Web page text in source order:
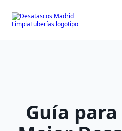
content
Guía